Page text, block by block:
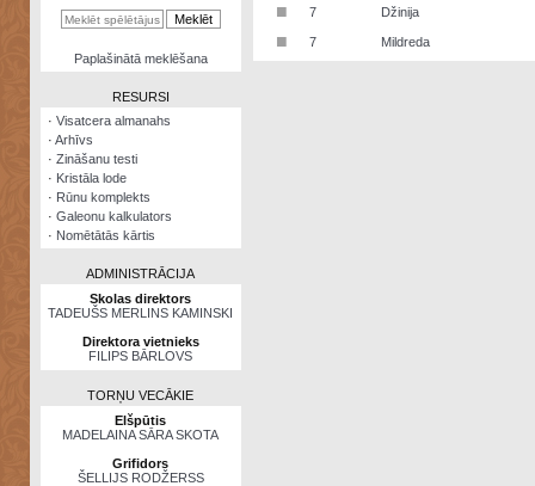
kalkulators
NomētātāsPaplašinātā meklēšana
RESURSI
· Visatcera almanahs
· Arhīvs
· Zināšanu testi
· Kristāla lode
· Rūnu komplekts
· Galeonu kalkulators
· Nomētātās kārtis
ADMINISTRĀCIJA
Skolas direktors
TADEUŠS MERLINS KAMINSKI
Direktora vietnieks
FILIPS BĀRLOVS
TORŅU VECĀKIE
Elšpūtis
MADELAINA SĀRA SKOTA
Grifidors
ŠELLIJS RODŽERSS
■ 7 Džinija
■ 7 Mildreda